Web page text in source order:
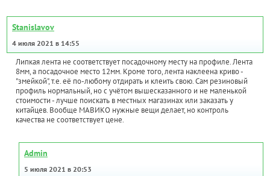
Stanislavov
4 июля 2021 в 14:55
Липкая лента не соответствует посадочному месту на профиле. Лента
8мм, а посадочное место 12мм. Кроме того, лента наклеена криво -
"змейкой", т.е. её по-любому отдирать и клеить свою. Сам резиновый
профиль нормальный, но с учётом вышесказанного и не маленькой
стоимости - лучше поискать в местных магазинах или заказать у
китайцев. Вообще МАВИКО нужные вещи делает, но контроль
качества не соответствует цене.
Admin
5 июля 2021 в 20:53